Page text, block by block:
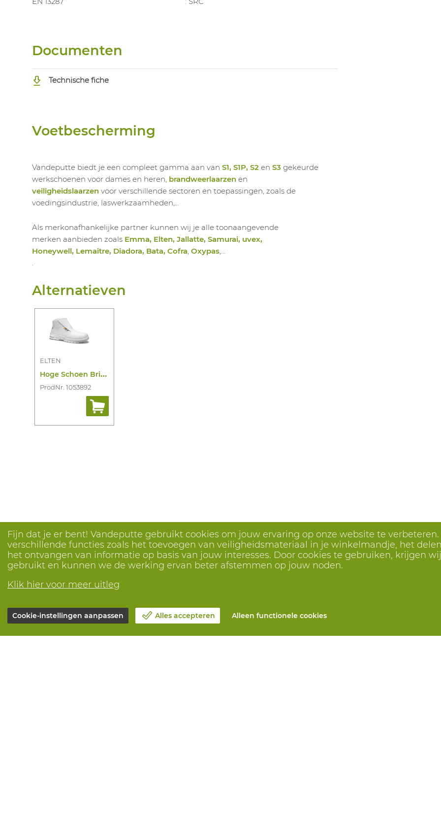
Documenten
Technische fiche
Voetbescherming
Vandeputte biedt je een compleet gamma aan van S1, S1P, S2 en S3 gekeurde
werkschoenen voor dames en heren, brandweerlaarzen en
veiligheidslaarzen voor verschillende sectoren en toepassingen, zoals de
voedingsindustrie, laswerkzaamheden,...
Als merkonafhankelijke partner kunnen wij je alle toonaangevende
merken aanbieden zoals Emma, Elten, Jallatte, Samurai, uvex,
Honeywell, Lemaitre, Diadora, Bata, Cofra, Oxypas,…
.
Alternatieven
ELTEN
H
oge Schoen Brice Xxtm White S3 SRC ESD
ProdNr. 1053892
Fijn dat je er bent! Vandeputte gebruikt cookies om jouw ervaring op onze website te
verschillende functies zoals het toevoegen van veiligheidsmateriaal in je winkelmandje, het
het ontvangen van informatie op basis van jouw interesses. Door cookies te gebruiken, krijgen
gebruikt en kunnen we de werking ervan beter afstemmen op jouw noden.
Klik hier voor meer uitleg
Cookie-instellingen aanpassen Alles accepteren Alleen functionele cookies